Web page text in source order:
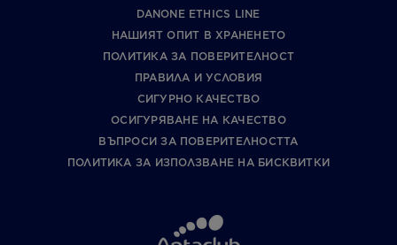
DANONE ETHICS LINE
НАШИЯТ ОПИТ В ХРАНЕНЕТО
ПОЛИТИКА ЗА ПОВЕРИТЕЛНОСТ
ПРАВИЛА И УСЛОВИЯ
СИГУРНО КАЧЕСТВО
ОСИГУРЯВАНЕ НА КАЧЕСТВО
ВЪПРОСИ ЗА ПОВЕРИТЕЛНОСТТА
ПОЛИТИКА ЗА ИЗПОЛЗВАНЕ НА БИСКВИТКИ